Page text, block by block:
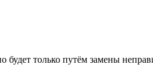
будет только путём замены